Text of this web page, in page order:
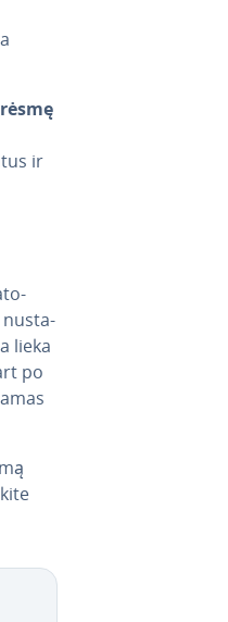
ir
nu­sta­
lieka
po